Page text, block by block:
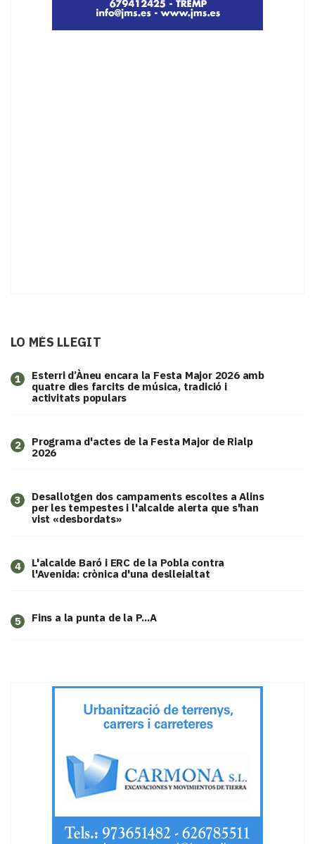
LO MÉS LLEGIT
1
Esterri d’Àneu encara la Festa Major 2026 amb
quatre dies farcits de música, tradició i
activitats populars
2
Programa d'actes de la Festa Major de Rialp
2026
3
​Desallotgen dos campaments escoltes a Alins
per les tempestes i l'alcalde alerta que s'han
vist «desbordats»
4
L'alcalde Baró i ERC de la Pobla contra
l'Avenida: crònica d'una deslleialtat
5 Fins a la punta de la P...A